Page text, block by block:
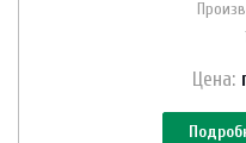
Цена: